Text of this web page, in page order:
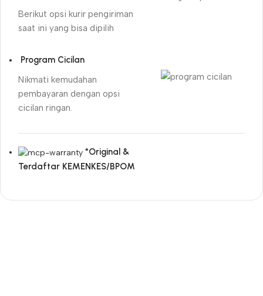
Berikut opsi kurir pengiriman
saat ini yang bisa dipilih
Program Cicilan
Nikmati kemudahan
pembayaran dengan opsi
cicilan ringan.
*Original &
Terdaftar KEMENKES/BPOM